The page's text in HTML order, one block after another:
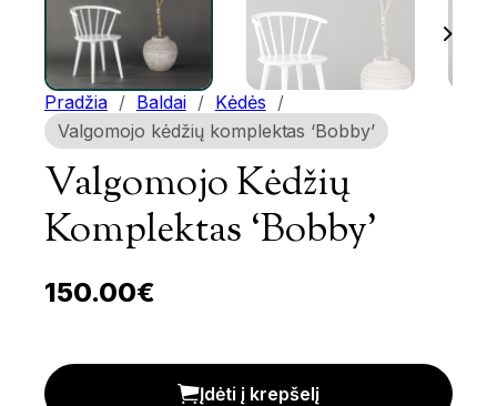
Pradžia / Baldai / Kėdės /
Valgomojo kėdžių komplektas ‘Bobby’
Valgomojo Kėdžių
Komplektas ‘Bobby’
150.00€
Valgomojo kėdžių komplektas 'Bobby' kiekis
Įdėti į krepšelį